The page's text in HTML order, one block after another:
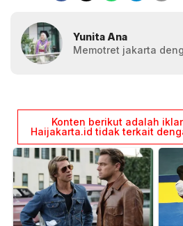
Yunita Ana
Memotret jakarta